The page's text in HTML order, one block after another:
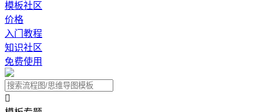
模板社区
价格
入门教程
知识社区
免费使用
